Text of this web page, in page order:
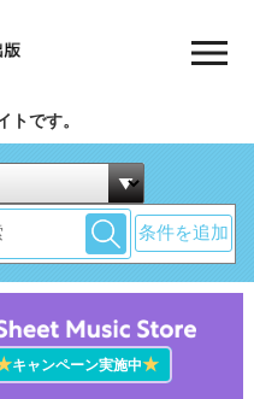
トです。
条件を追加
キャンペーン実施中★